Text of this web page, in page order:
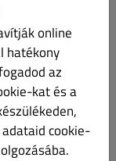
Ft 1,800.00
online
hatékony
az
kat és a
cookie-